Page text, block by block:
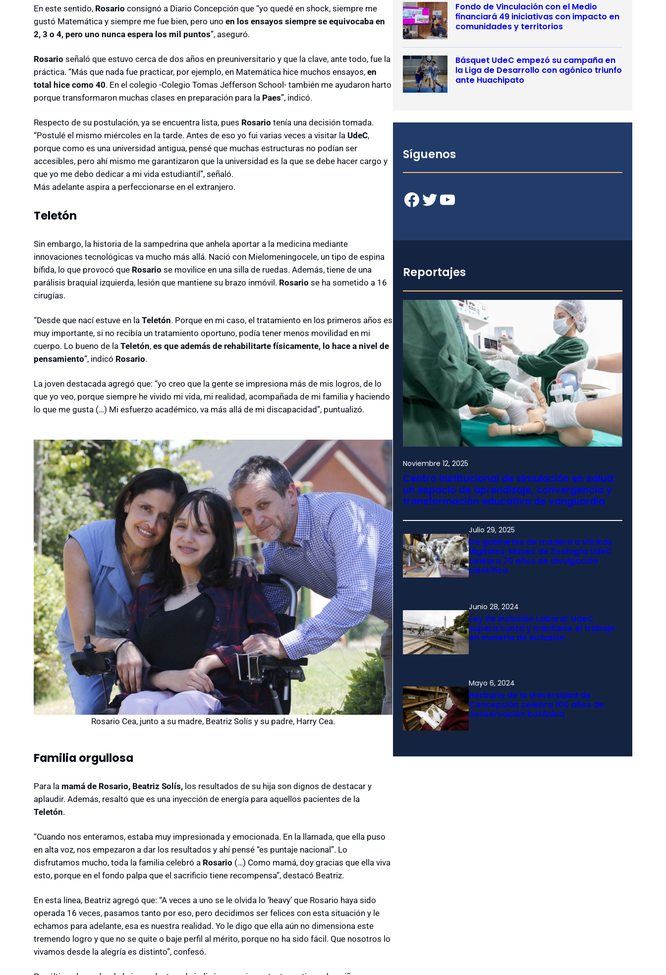
En este sentido, Rosario consignó a Diario Concepción que “yo quedé en shock, siempre me
gustó Matemática y siempre me fue bien, pero uno en los ensayos siempre se equivocaba en
2, 3 o 4, pero uno nunca espera los mil puntos”, aseguró.
Rosario señaló que estuvo cerca de dos años en preuniversitario y que la clave, ante todo, fue la
práctica. “Más que nada fue practicar, por ejemplo, en Matemática hice muchos ensayos, en
total hice como 40. En el colegio -Colegio Tomas Jefferson School- también me ayudaron harto
porque transformaron muchas clases en preparación para la Paes”, indicó.
Respecto de su postulación, ya se encuentra lista, pues Rosario tenía una decisión tomada.
“Postulé el mismo miércoles en la tarde. Antes de eso yo fui varias veces a visitar la UdeC,
porque como es una universidad antigua, pensé que muchas estructuras no podían ser
accesibles, pero ahí mismo me garantizaron que la universidad es la que se debe hacer cargo y
que yo me debo dedicar a mi vida estudiantil”, señaló.
Más adelante aspira a perfeccionarse en el extranjero.
Teletón
Sin embargo, la historia de la sampedrina que anhela aportar a la medicina mediante
innovaciones tecnológicas va mucho más allá. Nació con Mielomeningocele, un tipo de espina
bífida, lo que provocó que Rosario se movilice en una silla de ruedas. Además, tiene de una
parálisis braquial izquierda, lesión que mantiene su brazo inmóvil. Rosario se ha sometido a 16
cirugías.
“Desde que nací estuve en la Teletón. Porque en mi caso, el tratamiento en los primeros años es
muy importante, si no recibía un tratamiento oportuno, podía tener menos movilidad en mi
cuerpo. Lo bueno de la Teletón, es que además de rehabilitarte físicamente, lo hace a nivel de
pensamiento”, indicó Rosario.
La joven destacada agregó que: “yo creo que la gente se impresiona más de mis logros, de lo
que yo veo, porque siempre he vivido mi vida, mi realidad, acompañada de mi familia y haciendo
lo que me gusta (…) Mi esfuerzo académico, va más allá de mi discapacidad”, puntualizó.
Rosario Cea, junto a su madre, Beatriz Solís y su padre, Harry Cea.
Familia orgullosa
Para la mamá de Rosario, Beatriz Solís, los resultados de su hija son dignos de destacar y
aplaudir. Además, resaltó que es una inyección de energía para aquellos pacientes de la
Teletón.
“Cuando nos enteramos, estaba muy impresionada y emocionada. En la llamada, que ella puso
en alta voz, nos empezaron a dar los resultados y ahí pensé “es puntaje nacional”. Lo
disfrutamos mucho, toda la familia celebró a Rosario (…) Como mamá, doy gracias que ella viva
esto, porque en el fondo palpa que el sacrificio tiene recompensa”, destacó Beatriz.
En esta línea, Beatriz agregó que: “A veces a uno se le olvida lo ‘heavy’ que Rosario haya sido
operada 16 veces, pasamos tanto por eso, pero decidimos ser felices con esta situación y le
echamos para adelante, esa es nuestra realidad. Yo le digo que ella aún no dimensiona este
tremendo logro y que no se quite o baje perfil al mérito, porque no ha sido fácil. Que nosotros lo
vivamos desde la alegría es distinto”, confesó.
Fondo de Vinculación con el Medio
financiará 49 iniciativas con impacto en
comunidades y territorios
Básquet UdeC empezó su campaña en
la Liga de Desarrollo con agónico triunfo
ante Huachipato
Síguenos
Facebook Twitter YouTube
Reportajes
Noviembre 12, 2025
Centro institucional de simulación en salud:
un espacio de aprendizaje, convergencia y
transformación educativa de vanguardia
Julio 29, 2025
De gabinetes de madera a vitrinas
digitales: Museo de Zoología UdeC
celebra 70 años de divulgación
científica
Junio 28, 2024
Ley de Inclusión Laboral: UdeC
supera cuota y mantiene el trabajo
en materia de inclusión
Mayo 6, 2024
Herbario de la Universidad de
Concepción celebra 100 años de
conservación botánica